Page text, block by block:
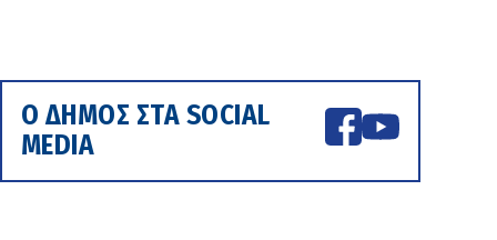
Ο ΔΗΜΟΣ ΣΤΑ SOCIAL
MEDIA